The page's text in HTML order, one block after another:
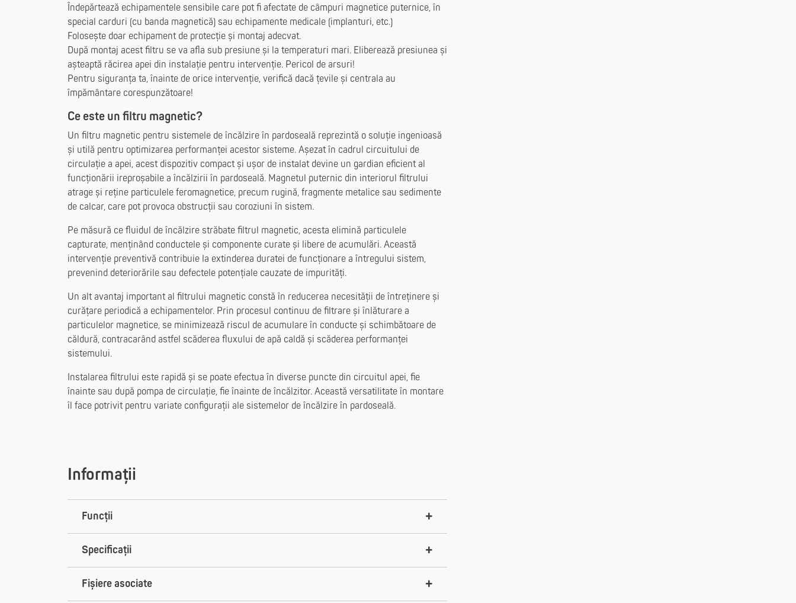
Îndepărtează echipamentele sensibile care pot fi afectate de câmpuri magnetice puternice, în
special carduri (cu banda magnetică) sau echipamente medicale (implanturi, etc.)
Folosește doar echipament de protecție și montaj adecvat.
După montaj acest filtru se va afla sub presiune și la temperaturi mari. Eliberează presiunea și
așteaptă răcirea apei din instalație pentru intervenție. Pericol de arsuri!
Pentru siguranța ta, înainte de orice intervenție, verifică dacă țevile și centrala au
împământare corespunzătoare!
Ce este un filtru magnetic?
Un filtru magnetic pentru sistemele de încălzire în pardoseală reprezintă o soluție ingenioasă
și utilă pentru optimizarea performanței acestor sisteme. Așezat în cadrul circuitului de
circulație a apei, acest dispozitiv compact și ușor de instalat devine un gardian eficient al
funcționării ireproșabile a încălzirii în pardoseală. Magnetul puternic din interiorul filtrului
atrage și reține particulele feromagnetice, precum rugină, fragmente metalice sau sedimente
de calcar, care pot provoca obstrucții sau coroziuni în sistem.
Pe măsură ce fluidul de încălzire străbate filtrul magnetic, acesta elimină particulele
capturate, menținând conductele și componente curate și libere de acumulări. Această
intervenție preventivă contribuie la extinderea duratei de funcționare a întregului sistem,
prevenind deteriorările sau defectele potențiale cauzate de impurități.
Un alt avantaj important al filtrului magnetic constă în reducerea necesității de întreținere și
curățare periodică a echipamentelor. Prin procesul continuu de filtrare și înlăturare a
particulelor magnetice, se minimizează riscul de acumulare în conducte și schimbătoare de
căldură, contracarând astfel scăderea fluxului de apă caldă și scăderea performanței
sistemului.
Instalarea filtrului este rapidă și se poate efectua în diverse puncte din circuitul apei, fie
înainte sau după pompa de circulație, fie înainte de încălzitor. Această versatilitate în montare
îl face potrivit pentru variate configurații ale sistemelor de încălzire în pardoseală.
Informații
Funcții
Specificații
Fișiere asociate